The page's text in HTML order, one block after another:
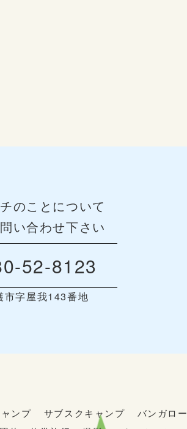
のことについて
い合わせ下さい
52-8123
市字屋我143番地
ンプ サブスクキャンプ バンガロー